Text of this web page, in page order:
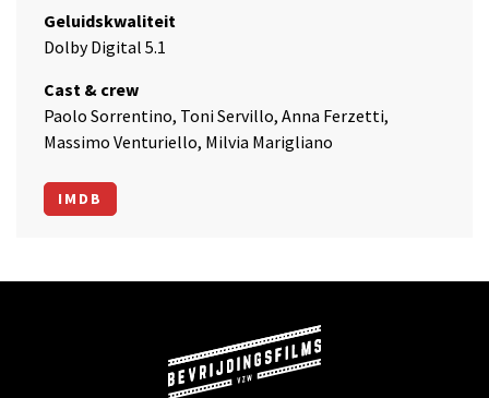
Geluidskwaliteit
Dolby Digital 5.1
Cast & crew
Paolo Sorrentino, Toni Servillo, Anna Ferzetti,
Massimo Venturiello, Milvia Marigliano
IMDB